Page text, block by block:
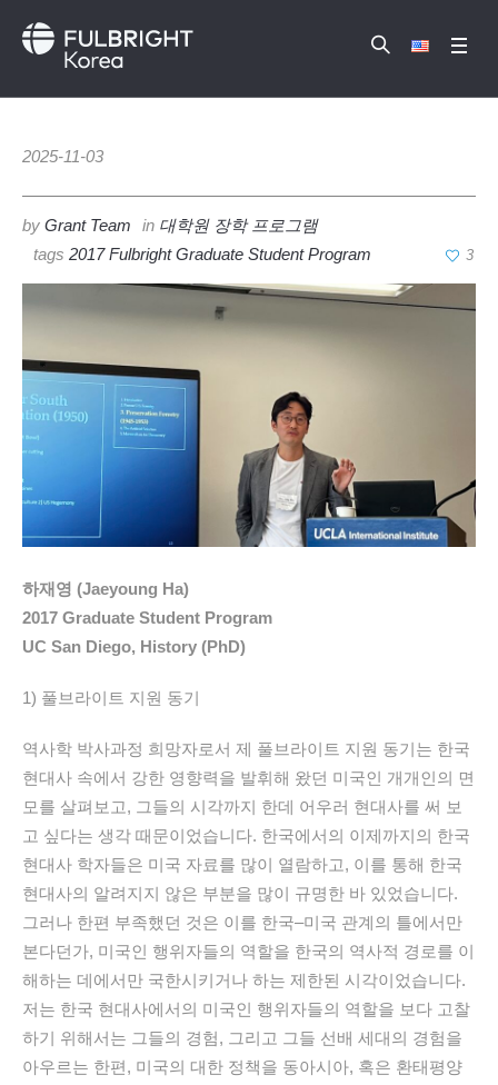
2025-11-03
by Grant Team in 대학원 장학 프로그램
tags 2017 Fulbright Graduate Student Program 3
하재영 (Jaeyoung Ha)
2017 Graduate Student Program
UC San Diego, History (PhD)
1) 풀브라이트 지원 동기
역사학 박사과정 희망자로서 제 풀브라이트 지원 동기는 한국
현대사 속에서 강한 영향력을 발휘해 왔던 미국인 개개인의 면
모를 살펴보고, 그들의 시각까지 한데 어우러 현대사를 써 보
고 싶다는 생각 때문이었습니다. 한국에서의 이제까지의 한국
현대사 학자들은 미국 자료를 많이 열람하고, 이를 통해 한국
현대사의 알려지지 않은 부분을 많이 규명한 바 있었습니다.
그러나 한편 부족했던 것은 이를 한국–미국 관계의 틀에서만
본다던가, 미국인 행위자들의 역할을 한국의 역사적 경로를 이
해하는 데에서만 국한시키거나 하는 제한된 시각이었습니다.
저는 한국 현대사에서의 미국인 행위자들의 역할을 보다 고찰
하기 위해서는 그들의 경험, 그리고 그들 선배 세대의 경험을
아우르는 한편, 미국의 대한 정책을 동아시아, 혹은 환태평양